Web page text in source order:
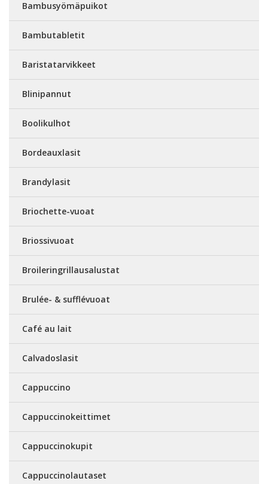
Bambusyömäpuikot
Bambutabletit
Baristatarvikkeet
Blinipannut
Boolikulhot
Bordeauxlasit
Brandylasit
Briochette-vuoat
Briossivuoat
Broileringrillausalustat
Brulée- & sufflévuoat
Café au lait
Calvadoslasit
Cappuccino
Cappuccinokeittimet
Cappuccinokupit
Cappuccinolautaset